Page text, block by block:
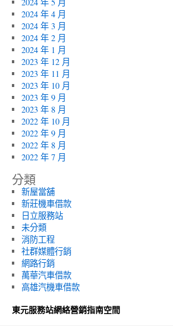
2024 年 4 月
2024 年 3 月
2024 年 2 月
2024 年 1 月
2023 年 12 月
2023 年 11 月
2023 年 10 月
2023 年 9 月
2023 年 8 月
2022 年 10 月
2022 年 9 月
2022 年 8 月
2022 年 7 月
分類
新屋當舖
新莊機車借款
日立服務站
未分類
消防工程
社群媒體行銷
網路行銷
萬華汽車借款
高雄汽機車借款
東元服務站網絡營銷指南空間